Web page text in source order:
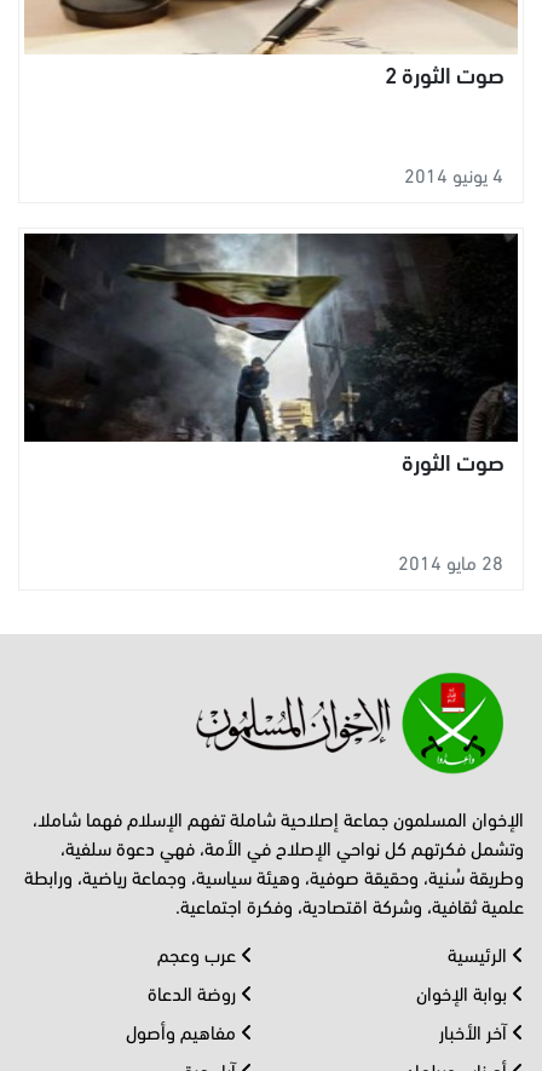
صوت الثورة 2
4 يونيو 2014
صوت الثورة
28 مايو 2014
الإخوان المسلمون جماعة إصلاحية شاملة تفهم الإسلام فهما شاملا،
وتشمل فكرتهم كل نواحي الإصلاح في الأمة، فهي دعوة سلفية،
وطريقة سُنية، وحقيقة صوفية، وهيئة سياسية، وجماعة رياضية، ورابطة
علمية ثقافية، وشركة اقتصادية، وفكرة اجتماعية.
الرئيسية
بوابة الإخوان
آخر الأخبار
عرب وعجم
روضة الدعاة
مفاهيم وأصول